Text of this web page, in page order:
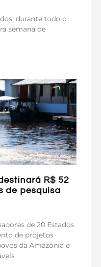
durante todo o
semana de
R$ 52
de pesquisa
de 20 Estados
de projetos
da Amazônia e